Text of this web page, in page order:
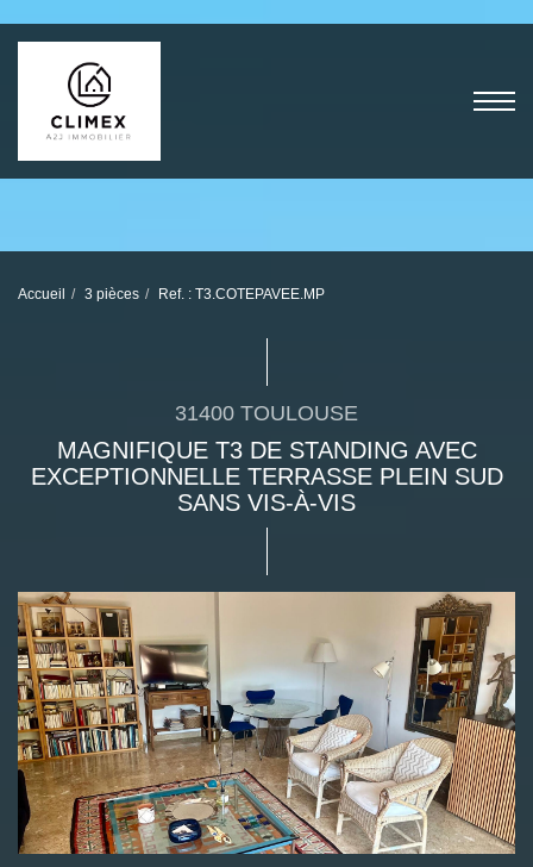
Accueil 3 pièces Ref. : T3.COTEPAVEE.MP
31400 TOULOUSE
MAGNIFIQUE T3 DE STANDING AVEC
EXCEPTIONNELLE TERRASSE PLEIN SUD
SANS VIS-À-VIS